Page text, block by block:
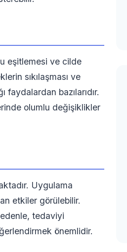
eşitlemesi ve cilde
sıkılaşması ve
faydalardan bazılarıdır.
olumlu değişiklikler
Uygulama
etkiler görülebilir.
tedaviyi
önemlidir.